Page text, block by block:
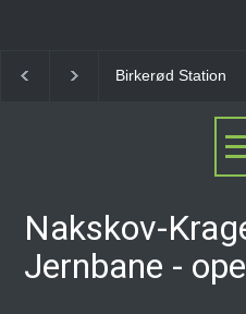
Allerød Station
Nakskov-
Jernbane -